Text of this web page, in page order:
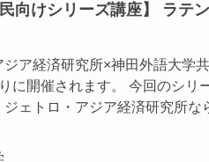
民向けシリーズ講座】 ラテ
ジア経済研究所×神田外語大学
に開催されます。 今回のシリ
ジェトロ・アジア経済研究所